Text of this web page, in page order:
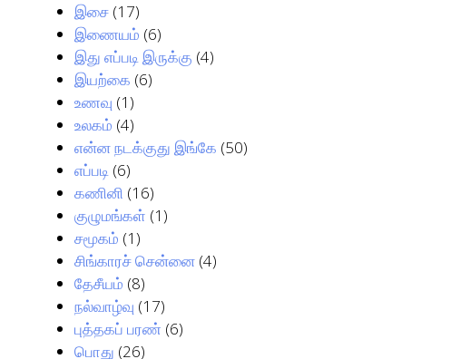
இசை (17)
இணையம் (6)
இது எப்படி இருக்கு (4)
இயற்கை (6)
உணவு (1)
உலகம் (4)
என்ன நடக்குது இங்கே (50)
எப்படி (6)
கணினி (16)
குழுமங்கள் (1)
சமூகம் (1)
சிங்காரச் சென்னை (4)
தேசீயம் (8)
நல்வாழ்வு (17)
புத்தகப் பரண் (6)
பொது (26)